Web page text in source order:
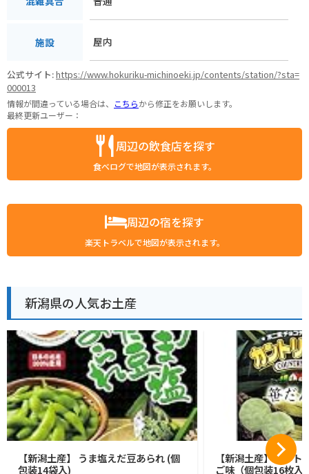
施設 屋内
公式サイト:https://www.hokuriku-michinoeki.jp/contents/station/?sta=
000013
情報が間違っている場合は、 こちらから修正をお願いします。
最終更新ユーザー：
周辺の飲食店を探す
食べログで地図が表示されます。
周辺の宿を探す
楽天トラベルで地図が表示されます。
新潟県の人気お土産
【新潟土産】 うま塩えだ豆あられ (個
包装14袋入)
【新潟土産】カント
ご味（個包装16枚